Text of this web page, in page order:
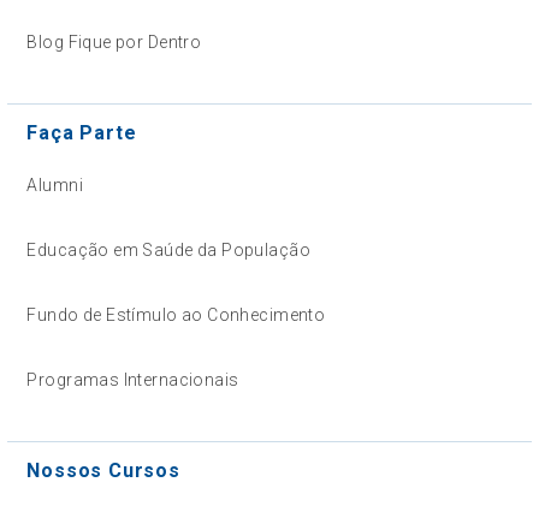
Blog Fique por Dentro
Faça Parte
Alumni
Educação em Saúde da População
Fundo de Estímulo ao Conhecimento
Programas Internacionais
Nossos Cursos